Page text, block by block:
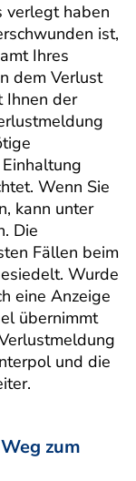
verlegt haben
ist,
Ihres
dem Verlust
Ihnen der
Wenn Sie
kann unter
Die
Fällen beim
Wurde
eine Anzeige
übernimmt
und die
zum